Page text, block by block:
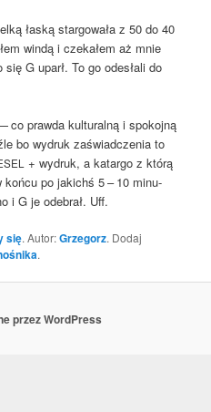
łaską star­go­wa­ła z 50 do 40
win­dą i cze­ka­łem aż mnie
się G uparł. To go ode­sła­li do
co praw­da kul­tu­ral­ną i spo­koj­ną
bo wydruk zaświad­cze­nia to
+ wydruk, a katar­go z któ­rą
koń­cu po jakichś 5 – 10 minu­
i G je ode­brał. Uff.
się. Autor:Grzegorz. Dodaj
.
przez WordPress